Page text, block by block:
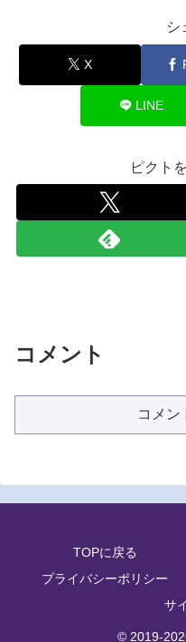
シ
X
LINE
ピクト
コメント
コメン
TOPに戻る
プライバシーポリシー
サ
© 2019-